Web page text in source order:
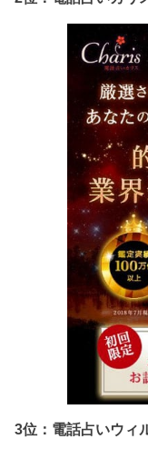
3位：電話占いウィ